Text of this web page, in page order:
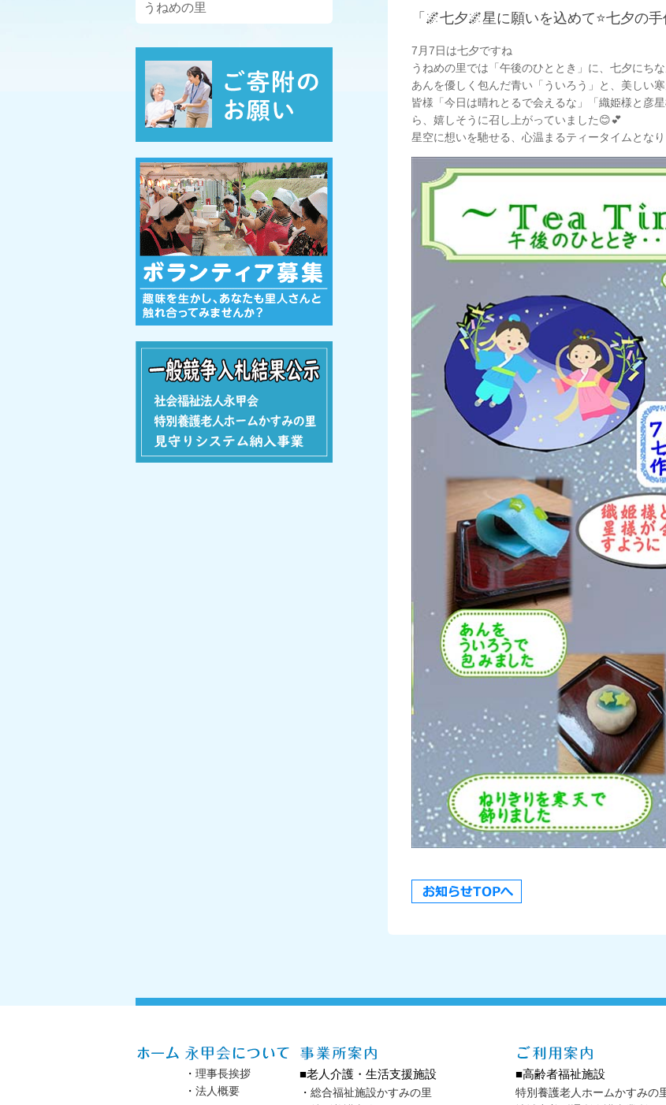
うねめの里
「🌌七夕🌌星に願いを込めて⭐七夕の
7月7日は七夕ですね
うねめの里では「午後のひととき」に、七夕にち
あんを優しく包んだ青い「ういろう」と、美しい
皆様「今日は晴れとるで会えるな」「織姫様と彦
ら、嬉しそうに召し上がっていました😊💕
星空に想いを馳せる、心温まるティータイムとなり
・ 理事長挨拶
・ 法人概要
■老人介護・生活支援施設
・ 総合福祉施設かすみの里
■高齢者福祉施設
特別養護老人ホームかすみの